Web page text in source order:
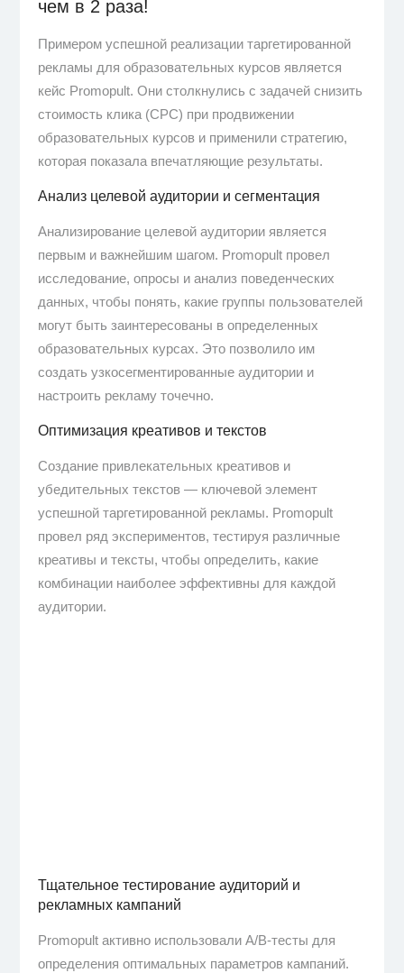
чем в 2 раза!
Примером успешной реализации таргетированной
рекламы для образовательных курсов является
кейс Promopult. Они столкнулись с задачей снизить
стоимость клика (CPC) при продвижении
образовательных курсов и применили стратегию,
которая показала впечатляющие результаты.
Анализ целевой аудитории и сегментация
Анализирование целевой аудитории является
первым и важнейшим шагом. Promopult провел
исследование, опросы и анализ поведенческих
данных, чтобы понять, какие группы пользователей
могут быть заинтересованы в определенных
образовательных курсах. Это позволило им
создать узкосегментированные аудитории и
настроить рекламу точечно.
Оптимизация креативов и текстов
Создание привлекательных креативов и
убедительных текстов — ключевой элемент
успешной таргетированной рекламы. Promopult
провел ряд экспериментов, тестируя различные
креативы и тексты, чтобы определить, какие
комбинации наиболее эффективны для каждой
аудитории.
Тщательное тестирование аудиторий и
рекламных кампаний
Promopult активно использовали A/B-тесты для
определения оптимальных параметров кампаний.